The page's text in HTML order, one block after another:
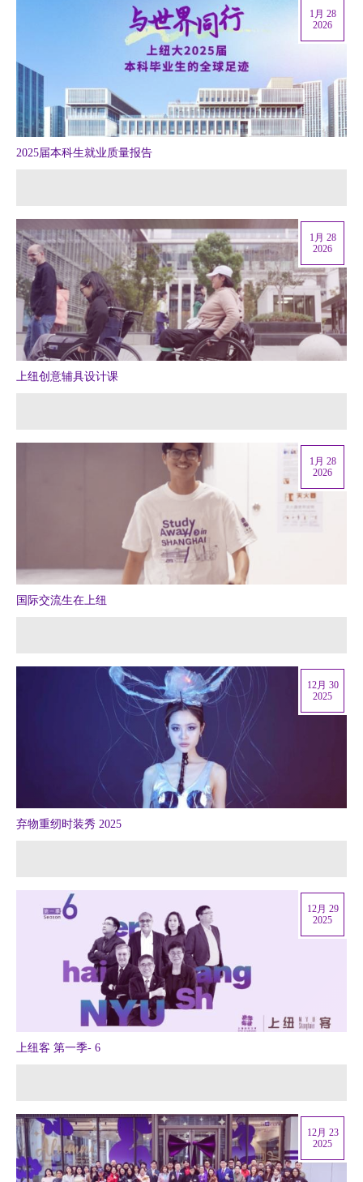
2025届本科生就业质量报告
1月 28
2026
上纽创意辅具设计课
1月 28
2026
国际交流生在上纽
1月 28
2026
弃物重纫时装秀 2025
12月 30
2025
上纽客 第一季- 6
12月 29
2025
12月 23
2025